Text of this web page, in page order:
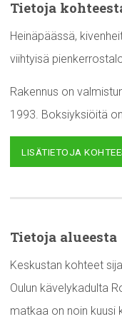
Tietoja
Heinäpäässä,
viihtyisä
Rakennus on
1993. Boksiyksiöitä
LISÄTIETOJA
Tietoja alueesta
Keskustan kohteet
Oulun kävelykadulta
matkaa on noin kuusi